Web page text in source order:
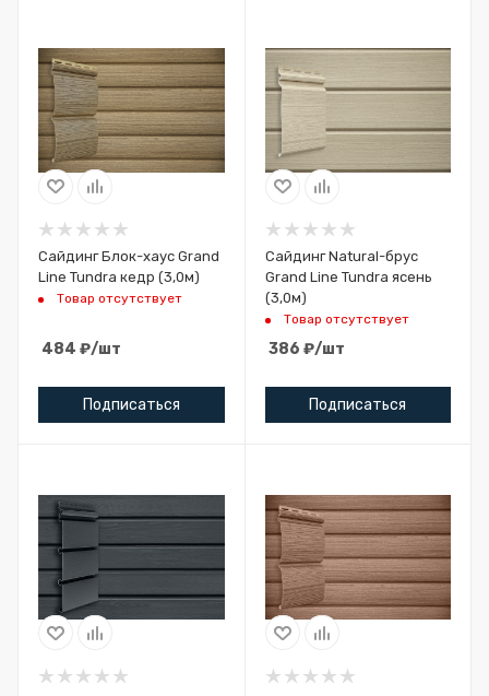
Сайдинг Блок-хаус Grand
Line Tundra кедр (3,0м)
Товар отсутствует
484 ₽/шт
Подписаться
Сайдинг Natural-брус
Grand Line Tundra ясень
(3,0м)
Товар отсутствует
386 ₽/шт
Подписаться